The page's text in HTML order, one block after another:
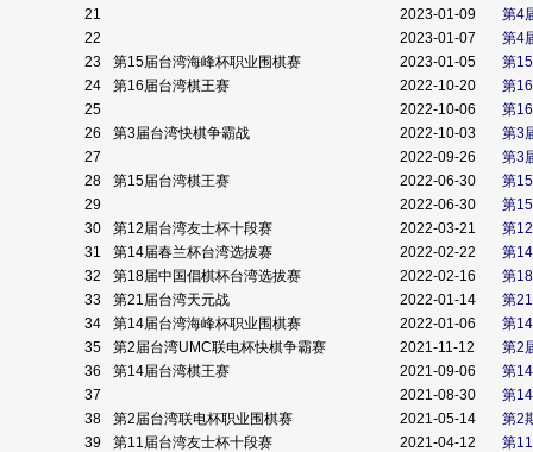
21
2023-01-09
第4
22
2023-01-07
第4
23
第15届台湾海峰杯职业围棋赛 2023-01-05
第
24
第16届台湾棋王赛 2022-10-20
第
25
2022-10-06
第
26
第3届台湾快棋争霸战 2022-10-03
第3
27
2022-09-26
第3
28
第15届台湾棋王赛 2022-06-30
第
29
2022-06-30
第
30
第12届台湾友士杯十段赛 2022-03-21
第
31
第14届春兰杯台湾选拔赛 2022-02-22
第
32
第18届中国倡棋杯台湾选拔赛 2022-02-16
第
33
第21届台湾天元战 2022-01-14
第
34
第14届台湾海峰杯职业围棋赛 2022-01-06
第
35
第2届台湾UMC联电杯快棋争霸赛 2021-11-12
第2
36
第14届台湾棋王赛 2021-09-06
第
37
2021-08-30
第
38
第2届台湾联电杯职业围棋赛 2021-05-14
第2
39
第11届台湾友士杯十段赛 2021-04-12
第